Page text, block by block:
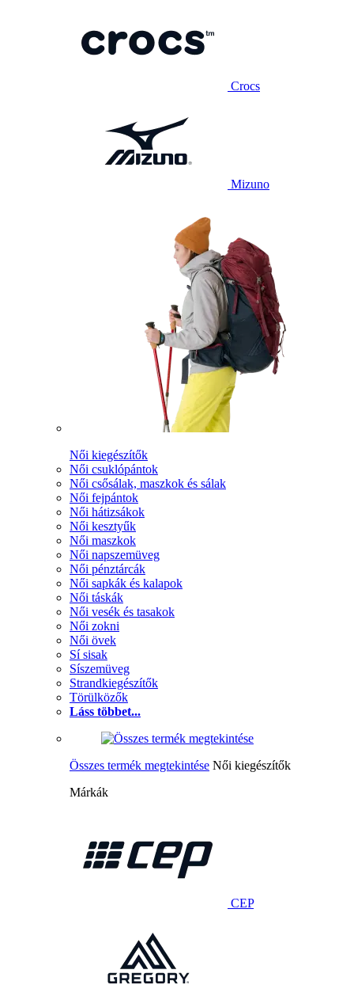
Crocs
Mizuno
Női kiegészítők
Női csuklópántok
Női csősálak, maszkok és sálak
Női fejpántok
Női hátizsákok
Női kesztyűk
Női maszkok
Női napszemüveg
Női pénztárcák
Női sapkák és kalapok
Női táskák
Női vesék és tasakok
Női zokni
Női övek
Sí sisak
Síszemüveg
Strandkiegészítők
Törülközők
Láss többet...
Összes termék megtekintése Női kiegészítők
Márkák
CEP